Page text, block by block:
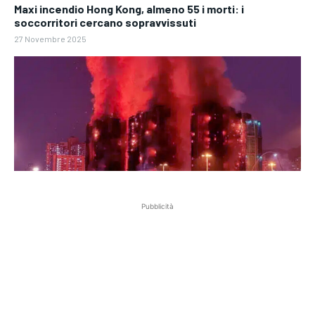
Maxi incendio Hong Kong, almeno 55 i morti: i
soccorritori cercano sopravvissuti
27 Novembre 2025
Pubblicità